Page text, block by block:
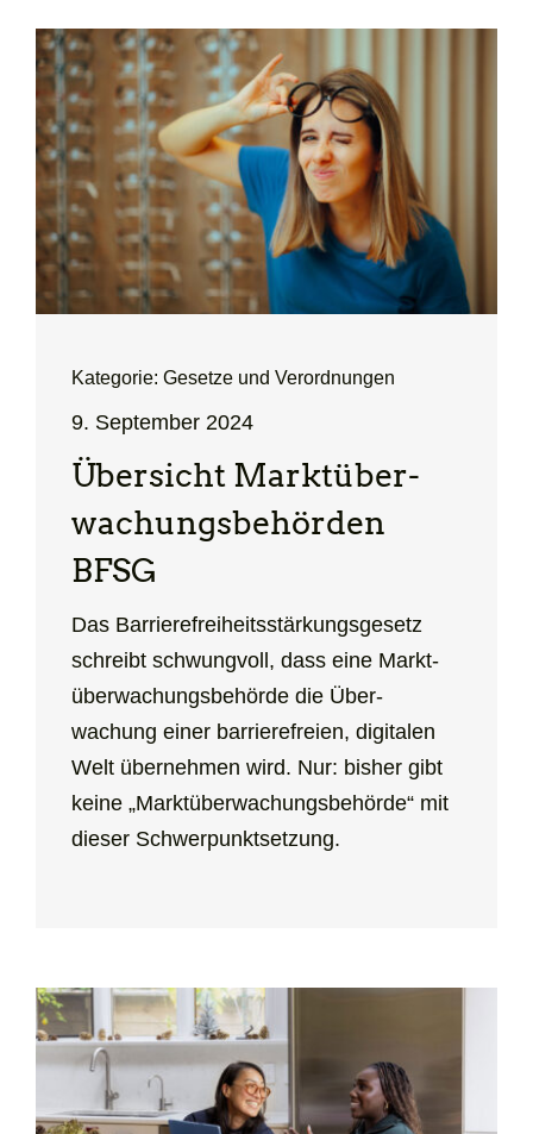
Kategorie: Gesetze und Verordnungen
9. September 2024
Übersicht Markt­über­
wachungs­behörden
BFSG
Das Barriere­freiheits­stärkungs­gesetz
schreibt schwungvoll, dass eine Markt­
überwachungs­behörde die Über­
wachung einer barriere­freien, digitalen
Welt übernehmen wird. Nur: bisher gibt
keine „Markt­überwachungs­behörde“ mit
dieser Schwerpunktsetzung.